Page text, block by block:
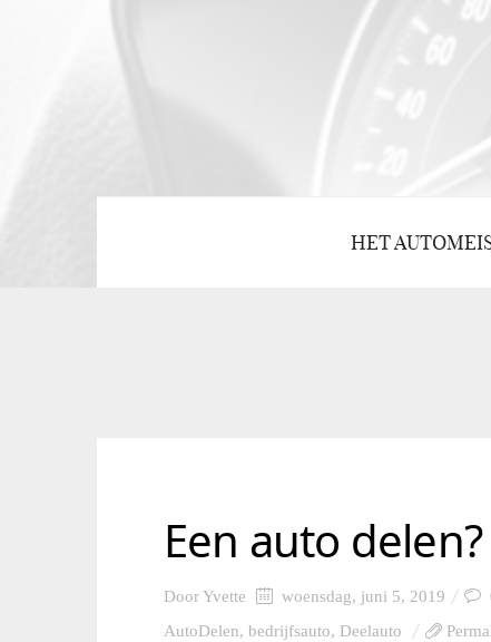
HET
Een auto delen?
DoorYvette woensdag, juni 5, 2019
AutoDelen, bedrijfsauto, Deelauto